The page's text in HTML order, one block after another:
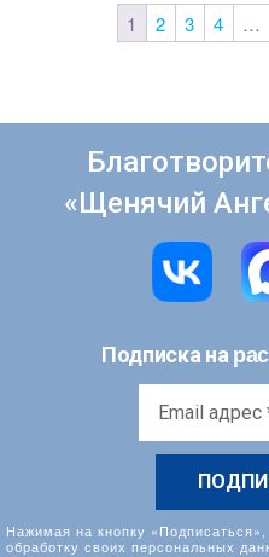
1 2 3 4 …
«Щенячий
Подписка на
Нажимая на кнопку
обработку своих персональных